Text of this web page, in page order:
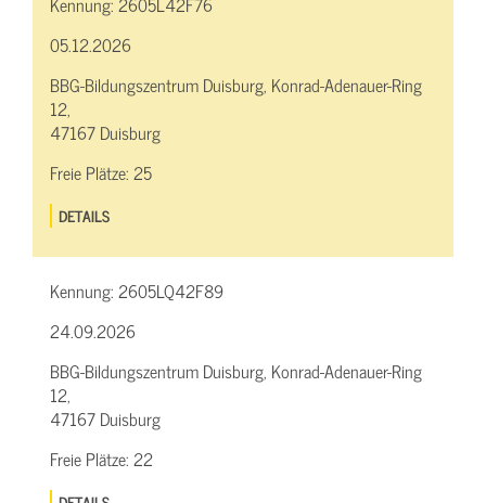
05.12.2026
BBG-Bildungszentrum Duisburg, Konrad-Adenauer-Ring
12,
47167 Duisburg
Freie Plätze:25
DETAILS
Kennung:2605LQ42F89
24.09.2026
BBG-Bildungszentrum Duisburg, Konrad-Adenauer-Ring
12,
47167 Duisburg
Freie Plätze:22